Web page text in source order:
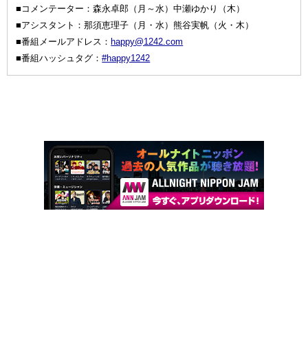
■コメンテーター：森永卓郎（月～水）中瀬ゆかり（木）
■アシスタント：那須恵理子（月・水）熊谷実帆（火・木）
■番組メールアドレス： happy@1242.com
■番組ハッシュタグ：#happy1242